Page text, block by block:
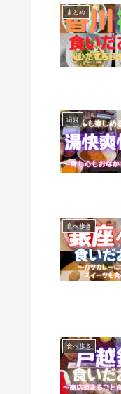
まとめ
温泉
食べ歩き
食べ歩き